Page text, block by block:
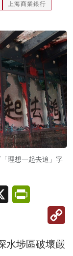
上海商業銀行
理想一起去追」字
X
水埗區破壞嚴